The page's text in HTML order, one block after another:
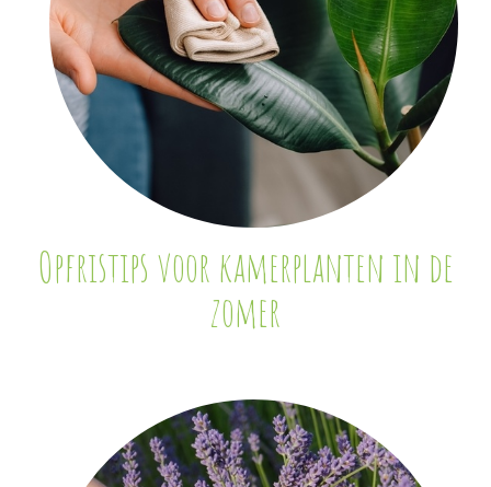
Opfristips voor kamerplanten in de
zomer